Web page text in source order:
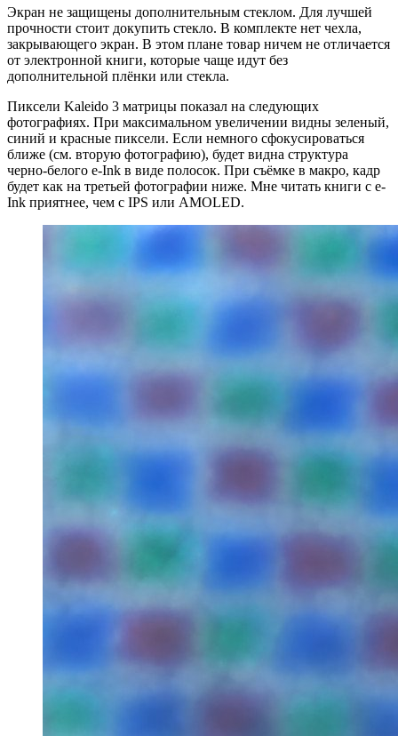
Экран не защищены дополнительным стеклом. Для лучшей
прочности стоит докупить стекло. В комплекте нет чехла,
закрывающего экран. В этом плане товар ничем не отличается
от электронной книги, которые чаще идут без
дополнительной плёнки или стекла.
Пиксели Kaleido 3 матрицы показал на следующих
фотографиях. При максимальном увеличении видны зеленый,
синий и красные пиксели. Если немного сфокусироваться
ближе (см. вторую фотографию), будет видна структура
черно-белого e-Ink в виде полосок. При съёмке в макро, кадр
будет как на третьей фотографии ниже. Мне читать книги с e-
Ink приятнее, чем с IPS или AMOLED.